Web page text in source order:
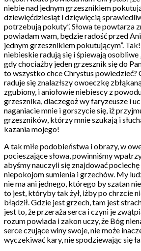
niebie nad jednym grzesznikiem
dziewięćdziesiąt i dzięwięcią
potrzebują pokuty”. Słowa te powtarza
powiadam wam, będzie radość przed
jednym grzesznikiem pokutującym”.
niebieskie radują się i śpiewają osobliwe
gdy chociażby jeden grzesznik się do
to wszystko chce Chrystus powiedzieć?
raduje się znalazłszy owoeczkę
zgubiony, i aniołowie niebiescy z
grzesznika, dlaczegoż wy faryzeusze i
naganiacie mnie i gorszycie się, iż
grzeszników, którzy mnie szukają i
kazania mojego!
A tak miłe podobieństwa i obrazy, w
pocieszające słowa, powinniśmy
abyśmy nauczyli się znajdować
niepokojom sumienia i grzechów. My
nie ma ani jednego, którego by szatan
to jest, któryby tak żył, iżby po chrzcie
błądził. Gdzie jest grzech, tam jest
jest to, że przeraża serca i czyni je
rozum powiada i zakon uczy, że Bóg
serce czujące winy swoje, nie może
wyczekiwać kary, nie spodziewając się